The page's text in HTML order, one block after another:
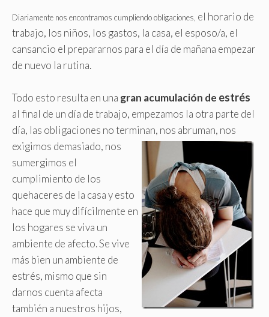
Diariamente nos encontramos cumpliendo obligaciones, el horario de
trabajo, los niños, los gastos, la casa, el esposo/a, el
cansancio el prepararnos para el día de mañana empezar
de nuevo la rutina.
Todo esto resulta en una gran acumulación de estrés
al final de un día de trabajo, empezamos la otra parte del
día, las obligaciones no terminan, nos abruman, nos
exigimos demasiado, nos
sumergimos el
cumplimiento de los
quehaceres de la casa y esto
hace que muy difícilmente en
los hogares se viva un
ambiente de afecto. Se vive
más bien un ambiente de
estrés, mismo que sin
darnos cuenta afecta
también a nuestros hijos,